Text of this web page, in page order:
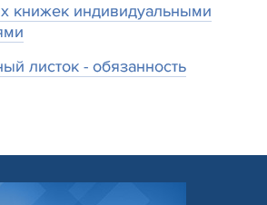
книжек индивидуальными
листок - обязанность